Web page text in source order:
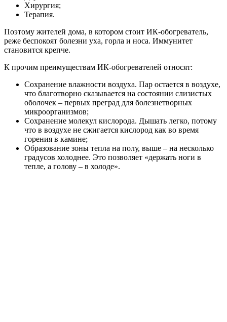
Хирургия;
Терапия.
Поэтому жителей дома, в котором стоит ИК-обогреватель,
реже беспокоят болезни уха, горла и носа. Иммунитет
становится крепче.
К прочим преимуществам ИК-обогревателей относят:
Сохранение влажности воздуха. Пар остается в воздухе,
что благотворно сказывается на состоянии слизистых
оболочек – первых преград для болезнетворных
микроорганизмов;
Сохранение молекул кислорода. Дышать легко, потому
что в воздухе не сжигается кислород как во время
горения в камине;
Образование зоны тепла на полу, выше – на несколько
градусов холоднее. Это позволяет «держать ноги в
тепле, а голову – в холоде».